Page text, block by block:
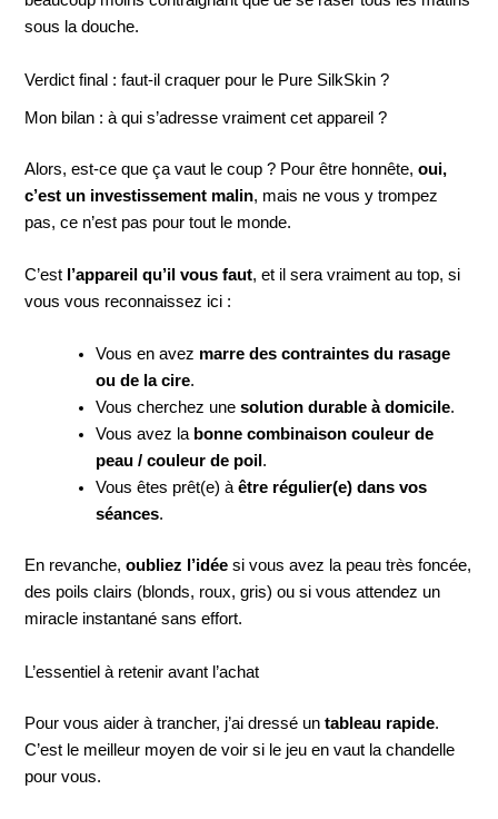
sous la douche.
Verdict final : faut-il craquer pour le Pure SilkSkin ?
Mon bilan : à qui s’adresse vraiment cet appareil ?
Alors, est-ce que ça vaut le coup ? Pour être honnête,oui,
c’est un investissement malin, mais ne vous y trompez
pas, ce n’est pas pour tout le monde.
C’est l’appareil qu’il vous faut, et il sera vraiment au top, si
vous vous reconnaissez ici :
Vous en avez marre des contraintes du rasage
ou de la cire.
Vous cherchez unesolution durable à domicile.
Vous avez la bonne combinaison couleur de
peau / couleur de poil .
Vous êtes prêt(e) àêtre régulier(e) dans vos
séances.
En revanche,oubliez l’idée si vous avez la peau très foncée,
des poils clairs (blonds, roux, gris) ou si vous attendez un
miracle instantané sans effort.
L’essentiel à retenir avant l’achat
Pour vous aider à trancher, j’ai dressé untableau rapide.
C’est le meilleur moyen de voir si le jeu en vaut la chandelle
pour vous.